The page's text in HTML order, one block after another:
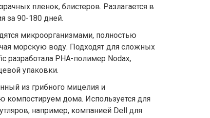
пленок, блистеров. Разлагается в
за 90-180 дней.
микроорганизмами, полностью
морскую воду. Подходят для сложных
разработала PHA-полимер Nodax,
упаковки.
из грибного мицелия и
компостируем дома. Используется для
например, компанией Dell для